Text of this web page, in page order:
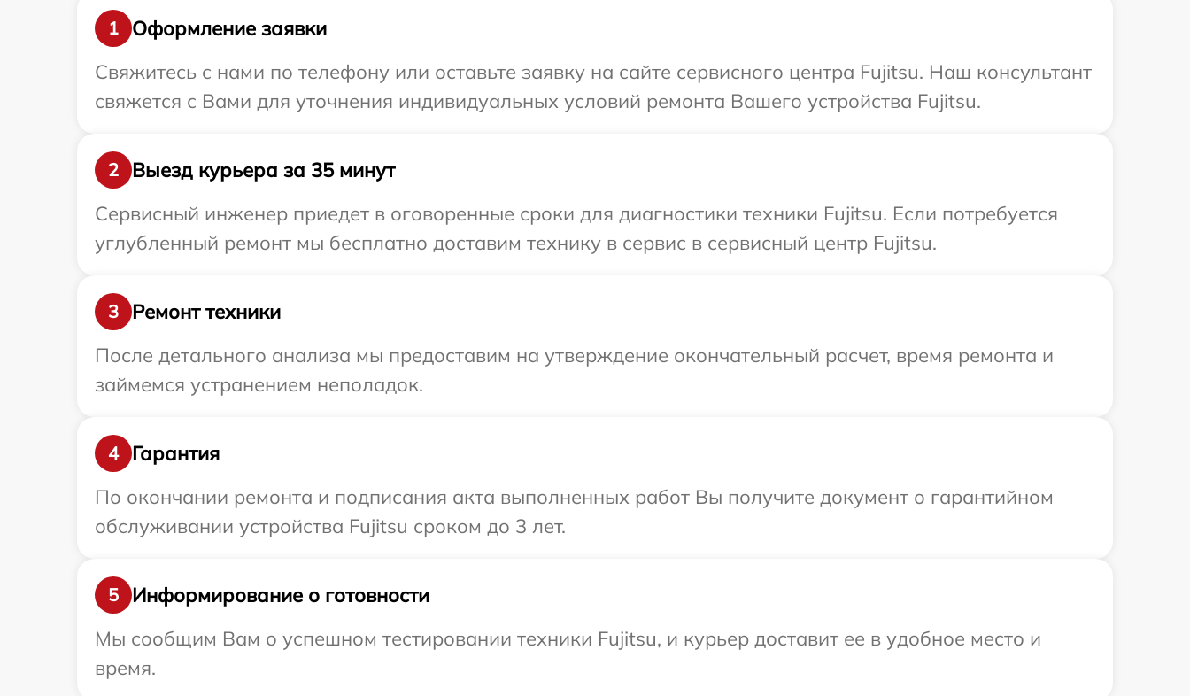
1
Оформление заявки
Свяжитесь с нами по телефону или оставьте заявку на сайте сервисного центра Fujitsu. Наш консультант
свяжется с Вами для уточнения индивидуальных условий ремонта Вашего устройства Fujitsu.
2
Выезд курьера за 35 минут
Сервисный инженер приедет в оговоренные сроки для диагностики техники Fujitsu. Если потребуется
углубленный ремонт мы бесплатно доставим технику в сервис в сервисный центр Fujitsu.
3
Ремонт техники
После детального анализа мы предоставим на утверждение окончательный расчет, время ремонта и
займемся устранением неполадок.
4
Гарантия
По окончании ремонта и подписания акта выполненных работ Вы получите документ о гарантийном
обслуживании устройства Fujitsu сроком до 3 лет.
5
Информирование о готовности
Мы сообщим Вам о успешном тестировании техники Fujitsu, и курьер доставит ее в удобное место и
время.